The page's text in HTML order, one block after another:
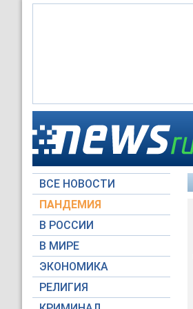
ВСЕ НОВОСТИ
ПАНДЕМИЯ
В РОССИИ
В МИРЕ
ЭКОНОМИКА
РЕЛИГИЯ